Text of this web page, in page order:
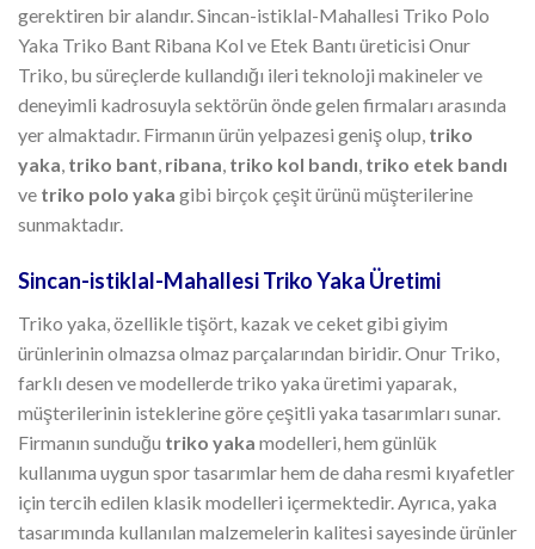
gerektiren bir alandır. Sincan-istiklal-Mahallesi Triko Polo
Yaka Triko Bant Ribana Kol ve Etek Bantı üreticisi Onur
Triko, bu süreçlerde kullandığı ileri teknoloji makineler ve
deneyimli kadrosuyla sektörün önde gelen firmaları arasında
yer almaktadır. Firmanın ürün yelpazesi geniş olup, triko
yaka, triko bant, ribana, triko kol bandı, triko etek bandı
ve triko polo yaka gibi birçok çeşit ürünü müşterilerine
sunmaktadır.
Sincan-istiklal-Mahallesi Triko Yaka Üretimi
Triko yaka, özellikle tişört, kazak ve ceket gibi giyim
ürünlerinin olmazsa olmaz parçalarından biridir. Onur Triko,
farklı desen ve modellerde triko yaka üretimi yaparak,
müşterilerinin isteklerine göre çeşitli yaka tasarımları sunar.
Firmanın sunduğu triko yaka modelleri, hem günlük
kullanıma uygun spor tasarımlar hem de daha resmi kıyafetler
için tercih edilen klasik modelleri içermektedir. Ayrıca, yaka
tasarımında kullanılan malzemelerin kalitesi sayesinde ürünler